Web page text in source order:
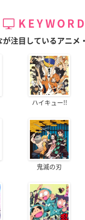
が注目しているアニメ
ハイキュー!!
鬼滅の刃